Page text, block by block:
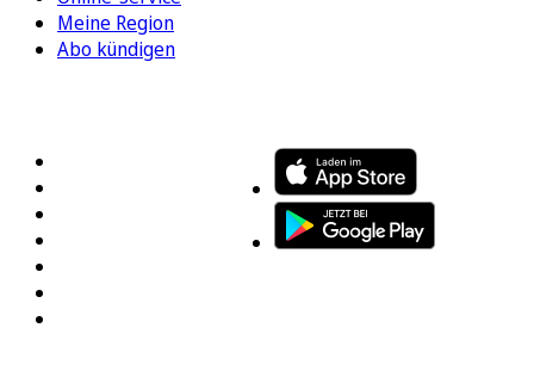
Meine Region
Abo kündigen